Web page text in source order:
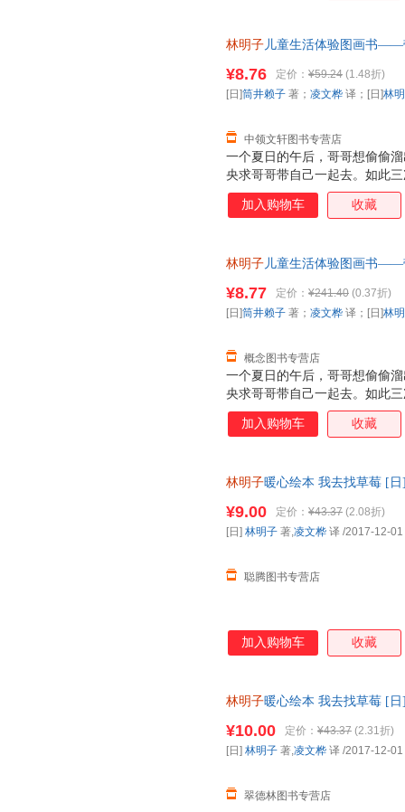
林明子儿童生活体验图画书——
换】
一个夏日的午后，哥哥想偷偷
央求哥哥带自己一起去。如此
去。那一刻，妹妹欢呼雀跃着
来不及穿鞋子，拖拉着鞋就跟
¥8.76 定价： ¥59.24 (1.48折)
中领文轩图书专营店
[日]筒井赖子 著； 凌文桦 译；[日]林
加入购物车 收藏
林明子儿童生活体验图画书——
一个夏日的午后，哥哥想偷偷
央求哥哥带自己一起去。如此
去。那一刻，妹妹欢呼雀跃着
来不及穿鞋子，拖拉着鞋就跟
¥8.77 定价： ¥241.40 (0.37折)
概念图书专营店
[日]筒井赖子 著； 凌文桦 译；[日]林
加入购物车 收藏
林明子暖心绘本 我去找草莓 [
¥9.00 定价： ¥43.37 (2.08折)
聪腾图书专营店
[日] 林明子 著,凌文桦 译 /2017-12-01
加入购物车 收藏
林明子暖心绘本 我去找草莓 [
¥10.00 定价： ¥43.37 (2.31折)
翠德林图书专营店
[日] 林明子 著,凌文桦 译 /2017-12-01